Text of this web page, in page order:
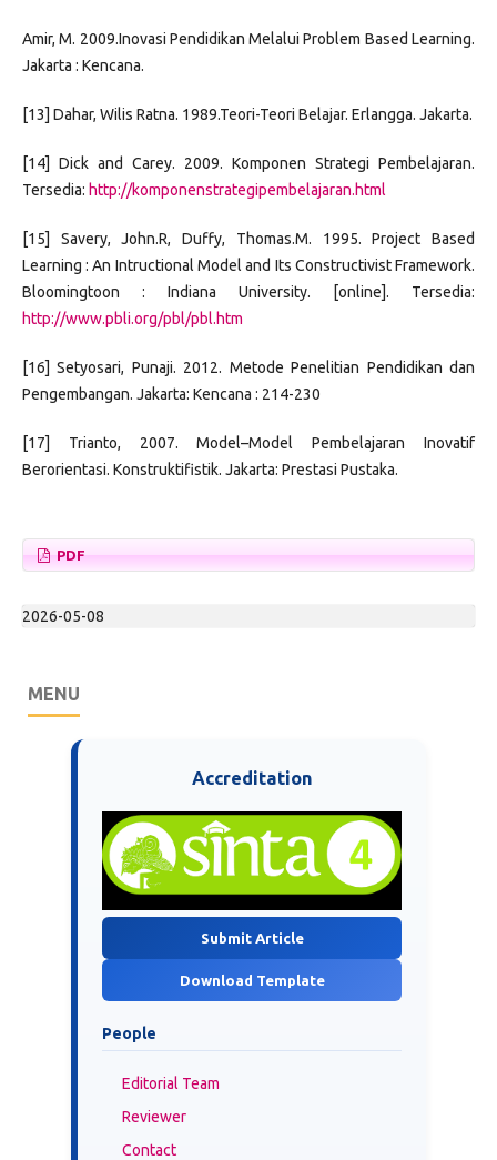
Amir, M. 2009.Inovasi Pendidikan Melalui Problem Based Learning.
Jakarta : Kencana.
[13] Dahar, Wilis Ratna. 1989.Teori-Teori Belajar. Erlangga. Jakarta.
[14] Dick and Carey. 2009. Komponen Strategi Pembelajaran.
Tersedia: http://komponenstrategipembelajaran.html
[15] Savery, John.R, Duffy, Thomas.M. 1995. Project Based
Learning : An Intructional Model and Its Constructivist Framework.
Bloomingtoon : Indiana University. [online]. Tersedia:
http://www.pbli.org/pbl/pbl.htm
[16] Setyosari, Punaji. 2012. Metode Penelitian Pendidikan dan
Pengembangan. Jakarta: Kencana : 214-230
[17] Trianto, 2007. Model–Model Pembelajaran Inovatif
Berorientasi. Konstruktifistik. Jakarta: Prestasi Pustaka.
PDF
2026-05-08
MENU
Accreditation
Submit Article
Download Template
People
Editorial Team
Reviewer
Contact